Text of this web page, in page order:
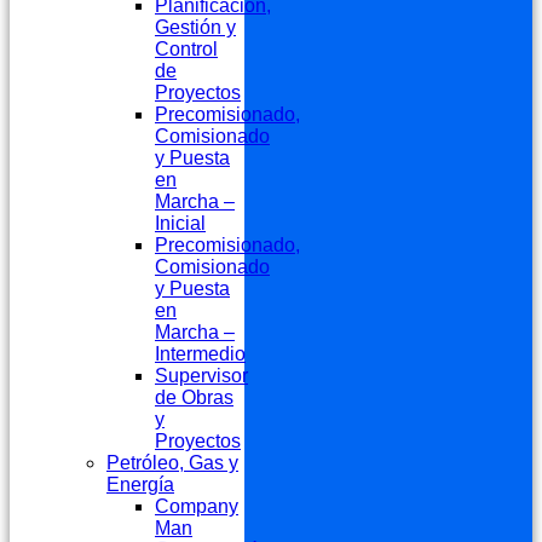
Planificación,
Gestión y
Control
de
Proyectos
Precomisionado,
Comisionado
y Puesta
en
Marcha –
Inicial
Precomisionado,
Comisionado
y Puesta
en
Marcha –
Intermedio
Supervisor
de Obras
y
Proyectos
Petróleo, Gas y
Energía
Company
Man